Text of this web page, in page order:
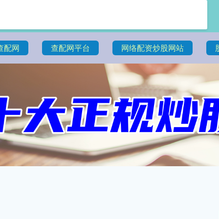
配网 查配网平台 网络配资炒股网站